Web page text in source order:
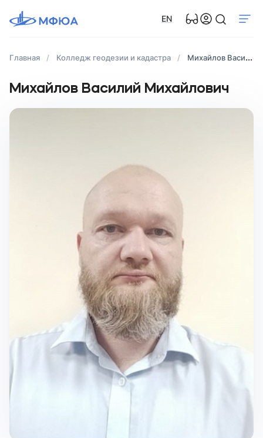
EN
Главная Колледж геодезии и кадастра Михайлов Василий Михайлович
Михайлов Василий Михайлович